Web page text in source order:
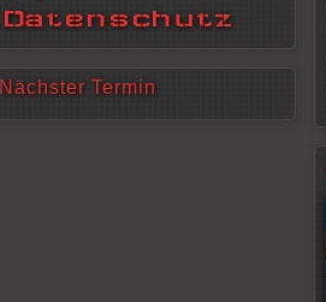
Datenschutz
Nächster Termin